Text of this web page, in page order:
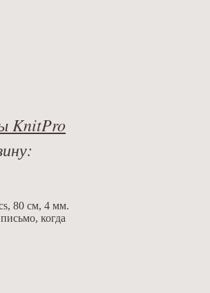
KnitPro
80 см, 4 мм.
когда